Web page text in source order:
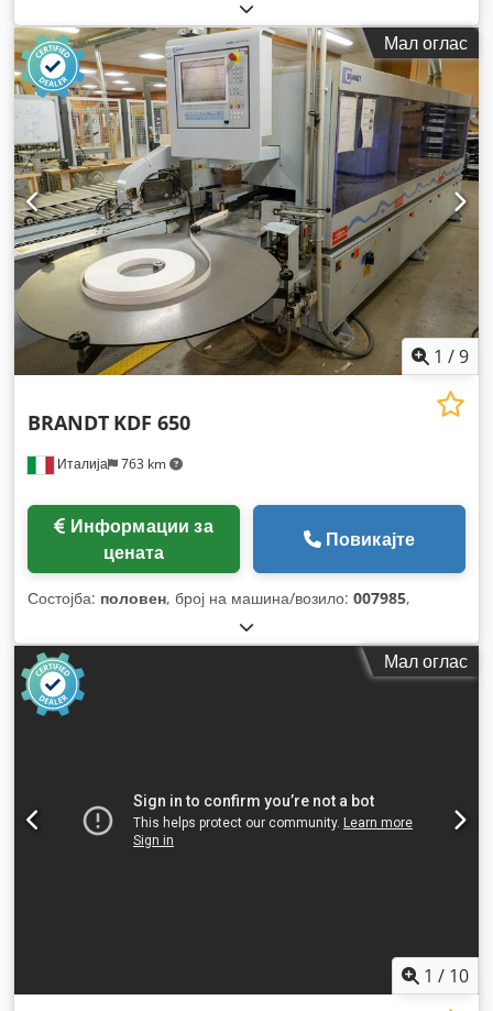
Мал оглас
1 /9
Италија 763 km
BRANDT KDF 650
цената
Повикајте
Состојба: половен, број на машина/возило: 007985,
Мал оглас
1 / 10